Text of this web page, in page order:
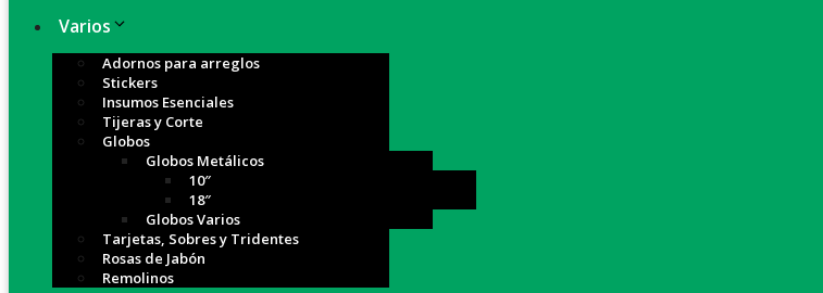
Varios
Adornos para arreglos
Stickers
Insumos Esenciales
Tijeras y Corte
Globos
Globos Metálicos
10″
18″
Globos Varios
Tarjetas, Sobres y Tridentes
Rosas de Jabón
Remolinos